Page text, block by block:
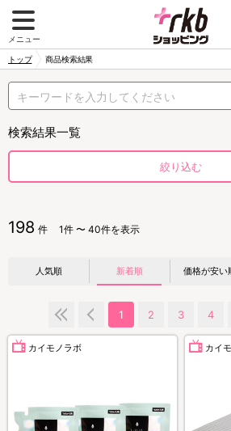
メニュー
トップ 商品検索結果
検索結果一覧
絞り込む
198 件 1件 〜 40件を表示
人気順 新着順 価格が安い
1 2 3 4
カイモノラボ カイ